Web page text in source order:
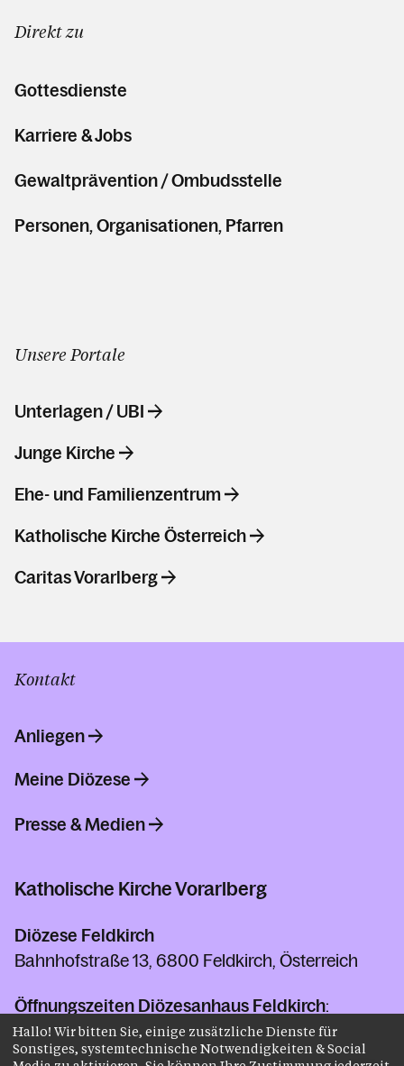
Direkt zu
Gottesdienste
Karriere & Jobs
Gewaltprävention / Ombudsstelle
Personen, Organisationen, Pfarren
Unsere Portale
Unterlagen / UBI
Junge Kirche
Ehe- und Familienzentrum
Katholische Kirche Österreich
Caritas Vorarlberg
Kontakt
Anliegen
Meine Diözese
Presse & Medien
Katholische Kirche Vorarlberg
Diözese Feldkirch
Bahnhofstraße 13, 6800 Feldkirch, Österreich
Öffnungszeiten Diözesanhaus Feldkirch:
Montag bis Donnerstag von 08:00 bis 12:00 Uhr
und 13:30 bis 17:00 Uhr. Freitag von 08:00 bis
Hallo! Wir bitten Sie, einige zusätzliche Dienste für
Sonstiges, systemtechnische Notwendigkeiten & Social